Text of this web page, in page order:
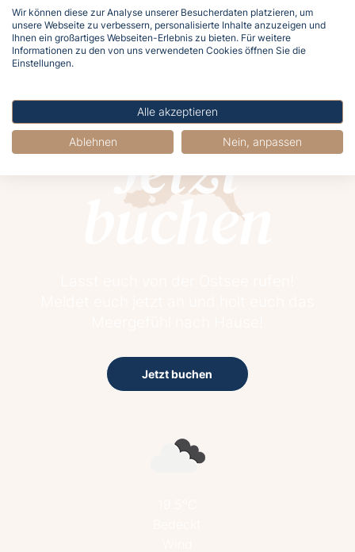
Jetzt
buchen
Jetzt buchen
Wir können diese zur Analyse unserer Besucherdaten platzieren, um
unsere Webseite zu verbessern, personalisierte Inhalte anzuzeigen und
Ihnen ein großartiges Webseiten-Erlebnis zu bieten. Für weitere
Informationen zu den von uns verwendeten Cookies öffnen Sie die
Einstellungen.
Alle akzeptieren
Ablehnen Nein, anpassen